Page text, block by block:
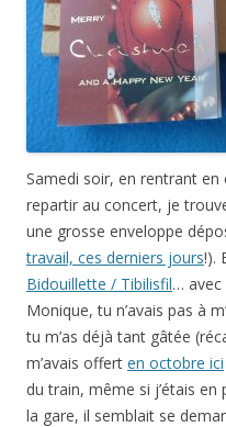
Samedi soir, en rentrant
repartir au concert, je
une grosse enveloppe
travail, ces derniers jours!).
Bidouillette / Tibilisfil… avec
Monique, tu n’avais pas à
tu m’as déjà tant gâtée
m’avais offert en octobre ici
du train, même si j’étais
la gare, il semblait se